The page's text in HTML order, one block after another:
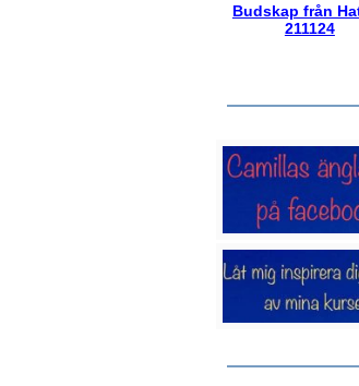
Budskap från
211124